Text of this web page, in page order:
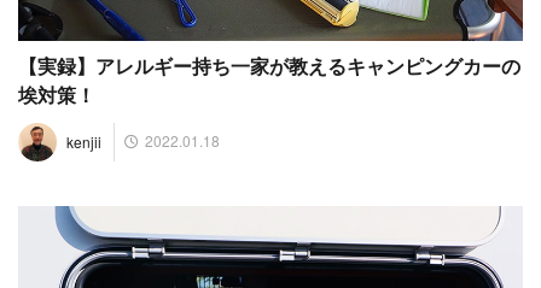
【実録】アレルギー持ち一家が教えるキャンピングカーの
埃対策！
kenjii 2022.01.18